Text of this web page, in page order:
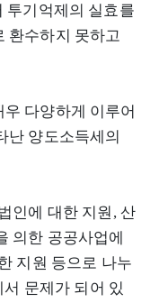
투기억제의 실효를
환수하지 못하고
다양하게 이루어
난 양도소득세의
인에 대한 지원, 산
의한 공공사업에
지원 등으로 나누
문제가 되어 있